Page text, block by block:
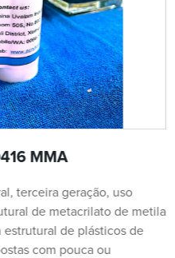
MMA
terceira geração, uso
de metacrilato de metila
estrutural de plásticos de
com pouca ou